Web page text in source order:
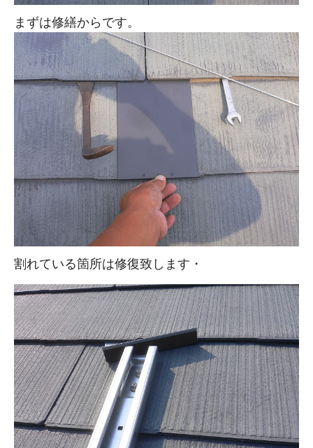
まずは修繕からです。
割れている箇所は修復致します・